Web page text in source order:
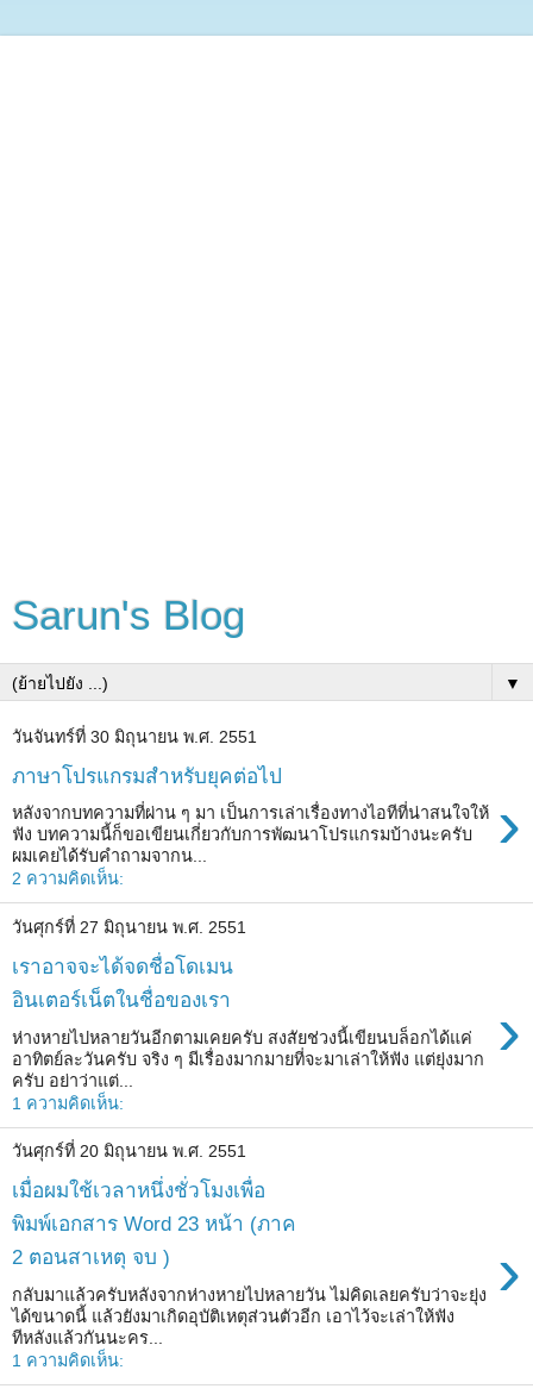
Sarun's Blog
▼
วันจันทร์ที่ 30 มิถุนายน พ.ศ. 2551
ภาษาโปรแกรมสำหรับยุคต่อไป
›
หลังจากบทความที่ผ่าน ๆ มา เป็นการเล่าเรื่องทางไอทีที่น่าสนใจให้
ฟัง บทความนี้ก็ขอเขียนเกี่ยวกับการพัฒนาโปรแกรมบ้างนะครับ
ผมเคยได้รับคำถามจากน...
2 ความคิดเห็น:
วันศุกร์ที่ 27 มิถุนายน พ.ศ. 2551
เราอาจจะได้จดชื่อโดเมน
อินเตอร์เน็ตในชื่อของเรา
›
ห่างหายไปหลายวันอีกตามเคยครับ สงสัยช่วงนี้เขียนบล็อกได้แค่
อาทิตย์ละวันครับ จริง ๆ มีเรื่องมากมายที่จะมาเล่าให้ฟัง แต่ยุ่งมาก
ครับ อย่าว่าแต่...
1 ความคิดเห็น:
วันศุกร์ที่ 20 มิถุนายน พ.ศ. 2551
เมื่อผมใช้เวลาหนึ่งชั่วโมงเพื่อ
พิมพ์เอกสาร Word 23 หน้า (ภาค
2 ตอนสาเหตุ จบ )
›
กลับมาแล้วครับหลังจากห่างหายไปหลายวัน ไม่คิดเลยครับว่าจะยุ่ง
ได้ขนาดนี้ แล้วยังมาเกิดอุบัติเหตุส่วนตัวอีก เอาไว้จะเล่าให้ฟัง
ทีหลังแล้วกันนะคร...
1 ความคิดเห็น: